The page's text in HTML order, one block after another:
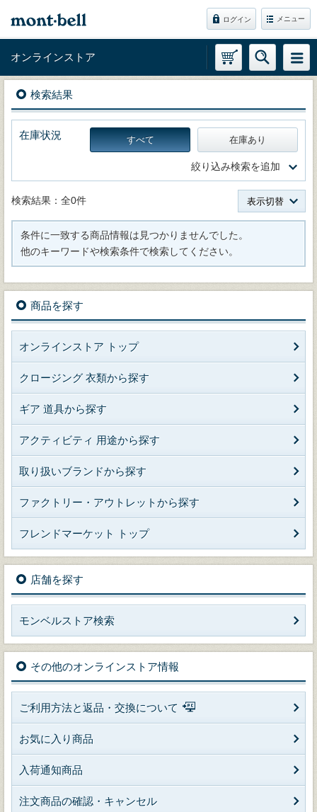
ログイン メニュー
オンラインストア
検索結果
在庫状況 すべて 在庫あり
絞り込み検索を追加
検索結果：全0件 表示切替
条件に一致する商品情報は見つかりませんでした。
他のキーワードや検索条件で検索してください。
商品を探す
オンラインストア トップ
クロージング 衣類から探す
ギア 道具から探す
アクティビティ 用途から探す
取り扱いブランドから探す
ファクトリー・アウトレットから探す
フレンドマーケット トップ
店舗を探す
モンベルストア検索
その他のオンラインストア情報
ご利用方法と返品・交換について
お気に入り商品
入荷通知商品
注文商品の確認・キャンセル